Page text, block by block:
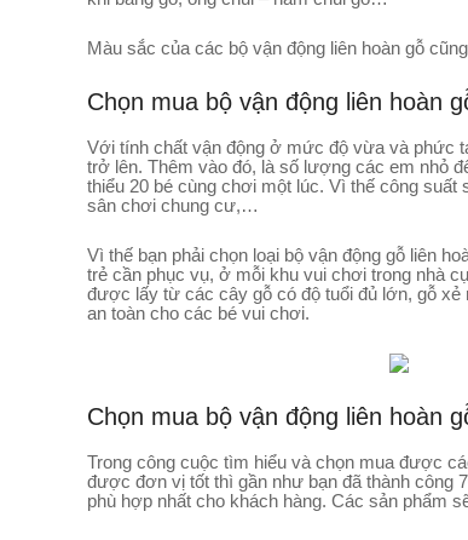
Màu sắc của các bộ vận động liên hoàn gỗ
Chọn mua bộ vận động liên hoàn
Với tính chất vận động ở mức độ vừa và phức
trở lên. Thêm vào đó, là số lượng các em nhỏ
thiểu 20 bé cùng chơi một lúc. Vì thế công
sân chơi chung cư,…
Vì thế bạn phải chọn loại bộ vận động gỗ liên
trẻ cần phục vụ, ở mỗi khu vui chơi trong nhà
được lấy từ các cây gỗ có độ tuổi đủ lớn, gỗ
an toàn cho các bé vui chơi.
Chọn mua bộ vận động liên hoàn
Trong công cuộc tìm hiểu và chọn mua được
được đơn vị tốt thì gần như bạn đã thành công
phù hợp nhất cho khách hàng. Các sản phẩm